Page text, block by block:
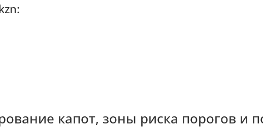
капот, зоны риска порогов и